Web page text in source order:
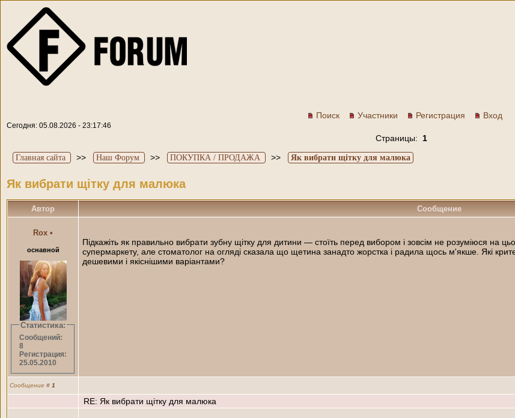
Поиск Участники Регистрация Вход
Сегодня: 05.08.2026 - 23:17:46
Страницы: 1
Главная сайта >> Наш Форум >> ПОКУПКА / ПРОДАЖА >> Як вибрати щітку для малюка
Як вибрати щітку для малюка
Автор Сообщение
Rox •
оснавной
Статистика:
Сообщений:
8
Регистрация:
25.05.2010
Підкажіть як правильно вибрати зубну щітку для дитини — стоїть перед вибором і зовсім не розуміюся на
супермаркету, але стоматолог на огляді сказала що щетина занадто жорстка і радила щось м'якше. Які
дешевими і якіснішими варіантами?
Сообщение # 1
RE: Як вибрати щітку для малюка